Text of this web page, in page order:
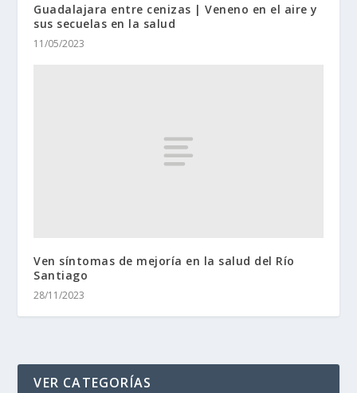
Guadalajara entre cenizas | Veneno en el aire y
sus secuelas en la salud
11/05/2023
Ven síntomas de mejoría en la salud del Río
Santiago
28/11/2023
VER CATEGORÍAS